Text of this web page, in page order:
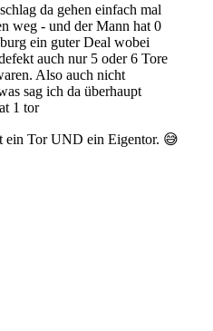
da gehen einfach mal
weg - und der Mann hat 0
ein guter Deal wobei
auch nur 5 oder 6 Tore
Also auch nicht
sag ich da überhaupt
1 tor
ein Tor UND ein Eigentor. 😅